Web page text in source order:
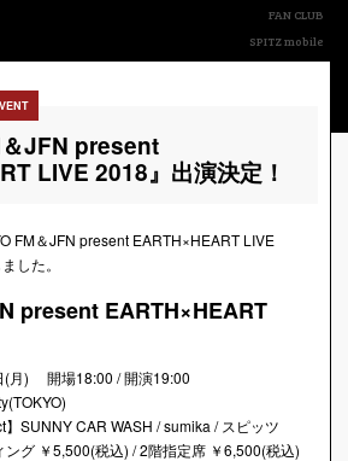
FAN CLUB
SPITZ mobile
＆JFN present
LIVE 2018』出演決定！
FM＆JFN present EARTH×HEART LIVE
した。
present EARTH×HEART
) 開場18:00 / 開演19:00
CAR WASH / sumika / スピッツ
￥5,500(税込) / 2階指定席 ￥6,500(税込)